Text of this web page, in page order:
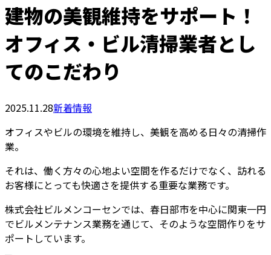
建物の美観維持をサポート！
オフィス・ビル清掃業者とし
てのこだわり
2025.11.28新着情報
オフィスやビルの環境を維持し、美観を高める日々の清掃作
業。
それは、働く方々の心地よい空間を作るだけでなく、訪れる
お客様にとっても快適さを提供する重要な業務です。
株式会社ビルメンコーセンでは、春日部市を中心に関東一円
でビルメンテナンス業務を通じて、そのような空間作りをサ
ポートしています。